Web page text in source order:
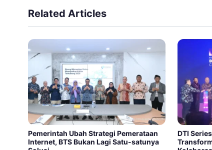
Related Articles
Pemerintah Ubah Strategi Pemerataan
Internet, BTS Bukan Lagi Satu-satunya
DTI